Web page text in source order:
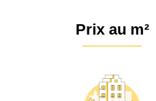
Prix au m²